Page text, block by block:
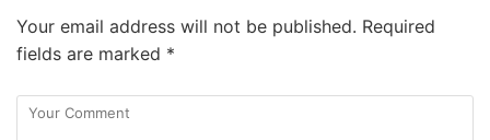
Your email address will not be published. Required
fields are marked *